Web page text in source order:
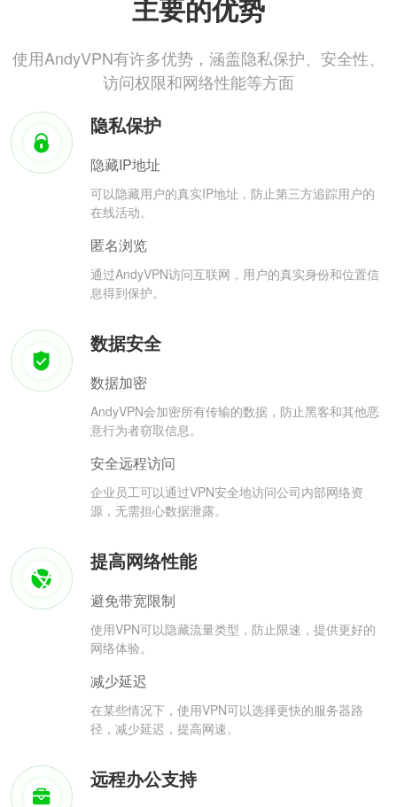
主要的优势
使用AndyVPN有许多优势，涵盖隐私保护、安全性、
访问权限和网络性能等方面
隐私保护
隐藏IP地址
可以隐藏用户的真实IP地址，防止第三方追踪用户的
在线活动。
匿名浏览
通过AndyVPN访问互联网，用户的真实身份和位置信
息得到保护。
数据安全
数据加密
AndyVPN会加密所有传输的数据，防止黑客和其他恶
意行为者窃取信息。
安全远程访问
企业员工可以通过VPN安全地访问公司内部网络资
源，无需担心数据泄露。
提高网络性能
避免带宽限制
使用VPN可以隐藏流量类型，防止限速，提供更好的
网络体验。
减少延迟
在某些情况下，使用VPN可以选择更快的服务器路
径，减少延迟，提高网速。
远程办公支持